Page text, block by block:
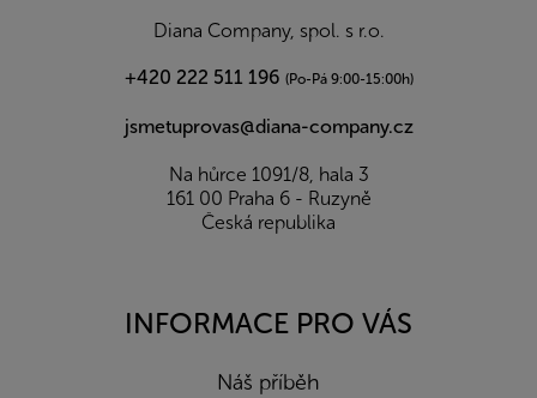
Diana Company, spol. s r.o.
+420 222 511 196 (Po-Pá 9:00-15:00h)
jsmetuprovas@diana-company.cz
Na hůrce 1091/8, hala 3
161 00 Praha 6 - Ruzyně
Česká republika
INFORMACE PRO VÁS
Náš příběh